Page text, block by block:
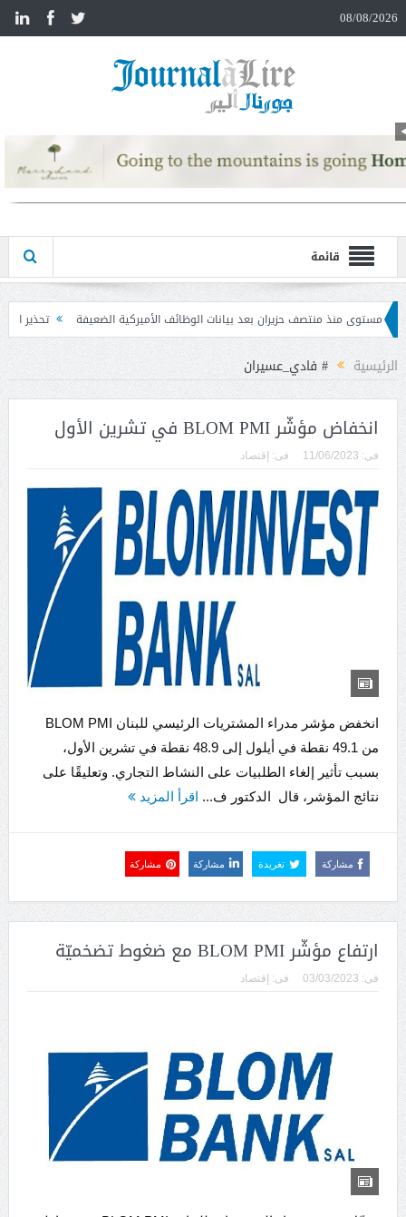
08/08/2026
قائمة
بيانات الوظائف الأميركية الضعيفة تحذير المواطنين من مشاركة رمز الـ OTP
الرئيسية # فادي_عسيران
انخفاض مؤشّر BLOM PMI في تشرين الأول
فى: 11/06/2023 فى: إقتصاد
انخفض مؤشر مدراء المشتريات الرئيسي للبنان BLOM PMI
من 49.1 نقطة في أيلول إلى 48.9 نقطة في تشرين الأول،
بسبب تأثير إلغاء الطلبيات على النشاط التجاري. وتعليقًا على
نتائج المؤشر، قال الدكتور ف... اقرأ المزيد
مشاركة تغريدة مشاركة مشاركة
ارتفاع مؤشّر BLOM PMI مع ضغوط تضخميّة
فى: 03/03/2023 فى: إقتصاد